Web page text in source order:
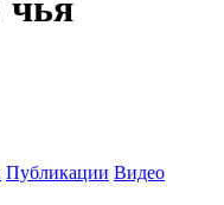
чья
Публикации Видео